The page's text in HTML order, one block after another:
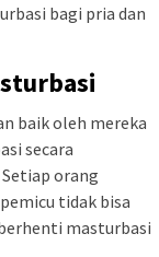
bagi pria dan
baik oleh mereka
secara
orang
tidak bisa
masturbasi